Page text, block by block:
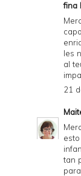
fina
les
al
21
tan